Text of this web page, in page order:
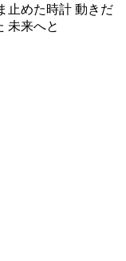
止めた時計 動きだ
未来へと